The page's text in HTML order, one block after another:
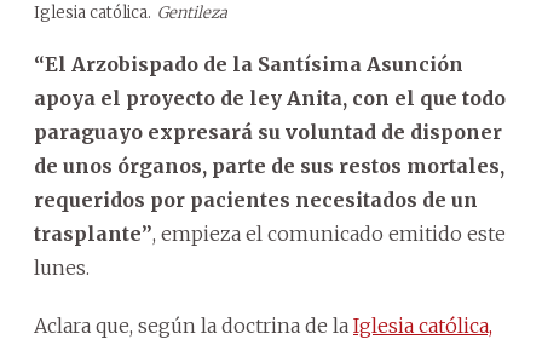
Iglesia católica. Gentileza
“El Arzobispado de la Santísima Asunción
apoya el proyecto de ley Anita, con el que todo
paraguayo expresará su voluntad de disponer
de unos órganos, parte de sus restos mortales,
requeridos por pacientes necesitados de un
trasplante”, empieza el comunicado emitido este
lunes.
Aclara que, según la doctrina de la Iglesia católica,